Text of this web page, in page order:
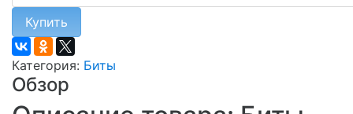
Купить
Категория: Биты
Обзор